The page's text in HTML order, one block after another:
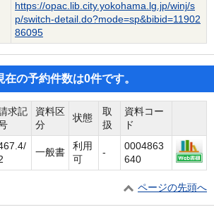
https://opac.lib.city.yokohama.lg.jp/winj/s
p/switch-detail.do?mode=sp&bibid=11902
86095
の予約件数は0件です。
求記
資料区
分
状態
取
扱
資料コー
ド
一般書
利用
可
-
0004863
640
ページの先頭へ